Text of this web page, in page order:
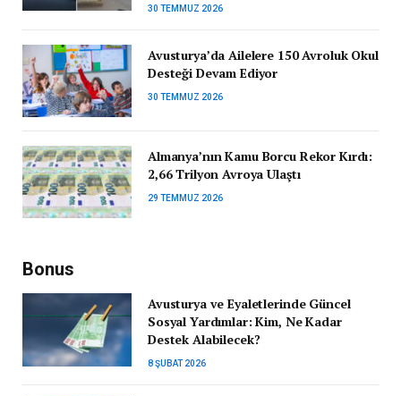
30 TEMMUZ 2026
Avusturya’da Ailelere 150 Avroluk Okul
Desteği Devam Ediyor
30 TEMMUZ 2026
Almanya’nın Kamu Borcu Rekor Kırdı:
2,66 Trilyon Avroya Ulaştı
29 TEMMUZ 2026
Bonus
Avusturya ve Eyaletlerinde Güncel
Sosyal Yardımlar: Kim, Ne Kadar
Destek Alabilecek?
8 ŞUBAT 2026